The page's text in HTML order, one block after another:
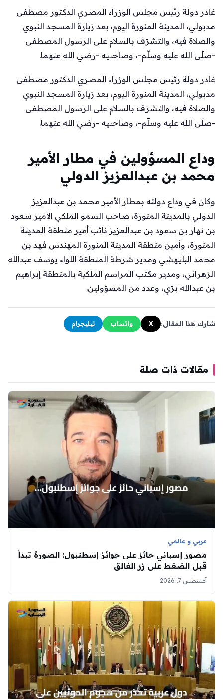
غادر دولة رئيس مجلس الوزراء المصري الدكتور مصطفى
مدبولي، المدينة المنورة اليوم، بعد زيارة المسجد النبوي
والصلاة فيه، والتشرّف بالسلام على الرسول المصطفى
-صلّى الله عليه وسلّم-، وصاحبيه -رضي الله عنهما.
غادر دولة رئيس مجلس الوزراء المصري الدكتور مصطفى
مدبولي، المدينة المنورة اليوم، بعد زيارة المسجد النبوي
والصلاة فيه، والتشرّف بالسلام على الرسول المصطفى
-صلّى الله عليه وسلّم-، وصاحبيه -رضي الله عنهما.
وداع المسؤولين في مطار الأمير
محمد بن عبدالعزيز الدولي
وكان في وداع دولته بمطار الأمير محمد بن عبدالعزيز
الدولي بالمدينة المنورة، صاحب السمو الملكي الأمير سعود
بن نهار بن سعود بن عبدالعزيز نائب أمير منطقة المدينة
المنورة، وأمين منطقة المدينة المنورة المهندس فهد بن
محمد البليهشي ومدير شرطة المنطقة اللواء يوسف عبدالله
الزهراني، ومدير مكتب المراسم الملكية بالمنطقة إبراهيم
بن عبدالله برّي، وعدد من المسؤولين.
شارك هذا المقال: X واتساب تيليجرام
مقالات ذات صلة
عربي و عالمي
مصور إسباني حائز على جوائز إسطنبول: الصورة تبدأ
قبل الضغط على زر الغالق
أغسطس 7, 2026